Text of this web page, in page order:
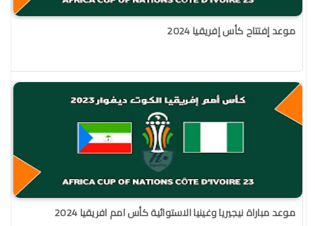
موعد إفتتاح كأس إفريقيا 2024
موعد مباراة نيجيريا وغينيا الاستوائية كأس امم افريقيا 2024